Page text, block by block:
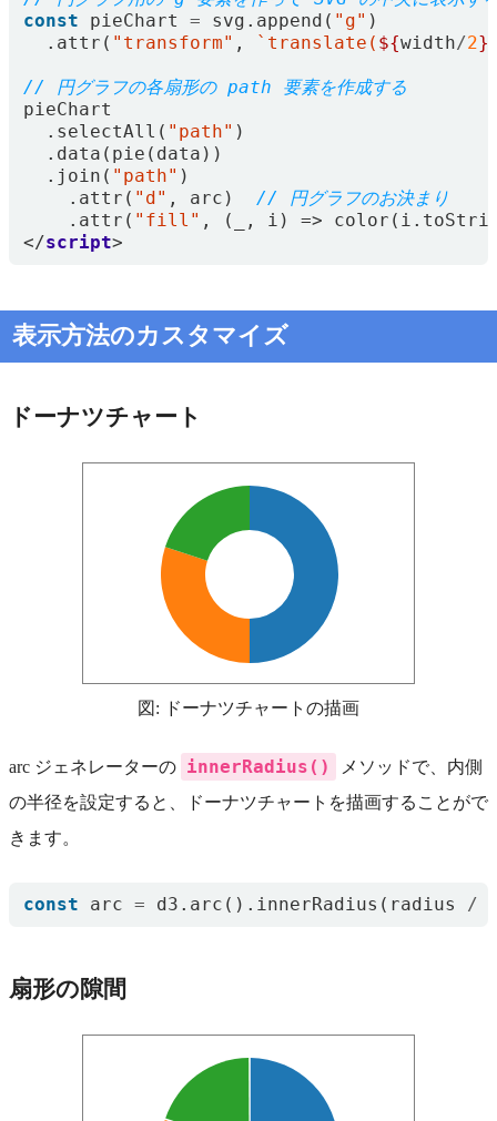
const pieChart = svg . append ( "g" )
. attr ( "transform" , `translate( ${width/2}
pieChart
. selectAll ( "path" )
. data ( pie ( data ))
. join ( "path" )
. attr ( "d" , arc )
. attr ( "fill" , ( , i ) => color ( i .
</script>
表示方法のカスタマイズ
ドーナツチャート
図: ドーナツチャートの描画
arc ジェネレーターの innerRadius()
メソッドで、内側
の半径を設定すると、ドーナツチャートを描画することがで
きます。
const arc = d3 . arc (). innerRadius ( radius /
扇形の隙間